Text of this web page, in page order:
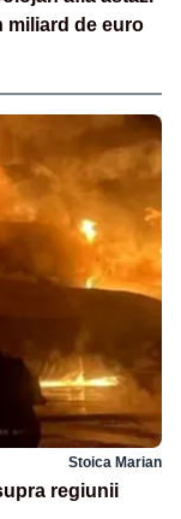
miliard de euro
Stoica Marian
regiunii